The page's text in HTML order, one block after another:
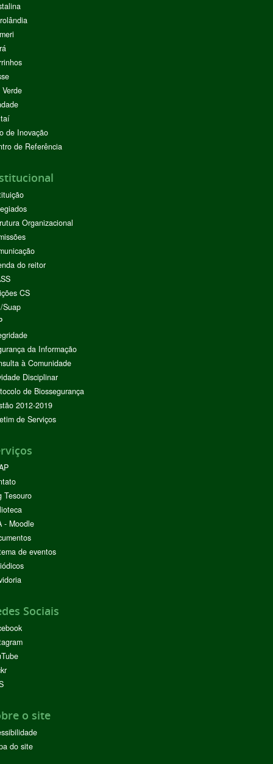
de Inovação
de Referência
Organizacional
do reitor
CS
Suap
da Informação
à Comunidade
Disciplinar
de Biossegurança
2012-2019
de Serviços
Tesouro
- Moodle
de eventos
Sociais
o site
do site